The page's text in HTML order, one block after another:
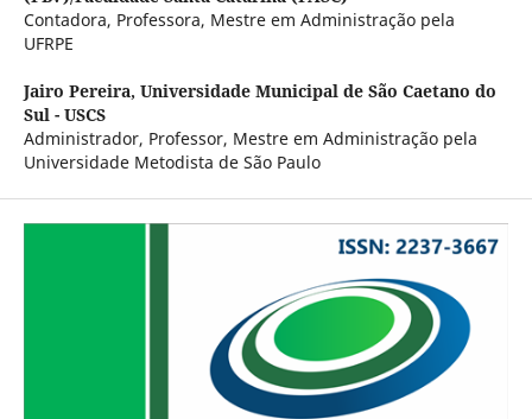
Contadora, Professora, Mestre em Administração pela
UFRPE
Jairo Pereira, Universidade Municipal de São Caetano do
Sul - USCS
Administrador, Professor, Mestre em Administração pela
Universidade Metodista de São Paulo